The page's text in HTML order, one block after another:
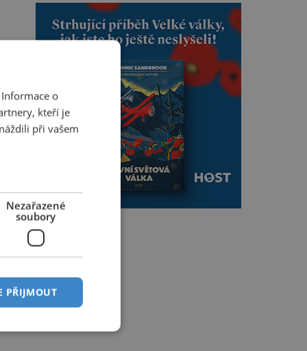
o
kteří je
při vašem
Nezařazené
soubory
PŘIJMOUT